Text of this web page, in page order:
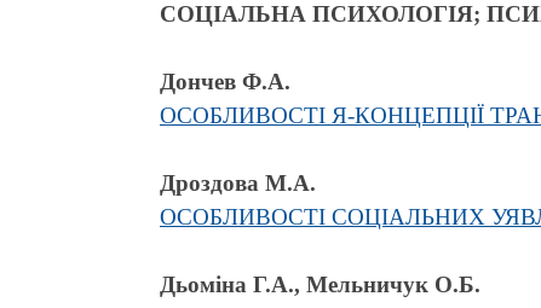
СОЦІАЛЬНА ПСИХОЛОГІЯ;
Дончев Ф.А.
ОСОБЛИВОСТІ Я-КОНЦЕПЦІЇ
Дроздова М.А.
ОСОБЛИВОСТІ СОЦІАЛЬНИХ
Дьоміна Г.А., Мельничук О.Б.